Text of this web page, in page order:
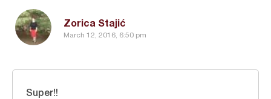
Zorica Stajić
March 12, 2016, 6:50 pm
Super!!